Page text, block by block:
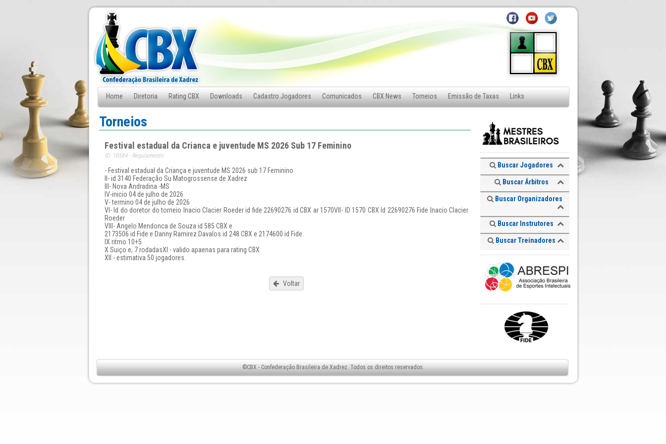
Home Diretoria Rating CBX Downloads Cadastro Jogadores Comunicados CBX News Torneios Emissão de Taxas Links
Fale Conosco
Torneios
Festival estadual da Crianca e juventude MS 2026 Sub 17 Feminino
ID: 10584 - Regulamento
- Festival estadual da Criança e juventude MS 2026 sub 17 Feminino
ll- id 3140 Federação Su Matogrossense de Xadrez
lll- Nova Andradina -MS
lV-inicio 04 de julho de 2026
V- termino 04 de julho de 2026
Vl- Id do doretor do torneio Inacio Clacier Roeder id fide 22690276 id CBX ar 1570Vll- ID 1570 CBX Id 22690276 Fide Inacio Clacier
Roeder
Vlll- Angelo Mendonca de Souza id 585 CBX e
2173506 id Fide e Danny Ramirez Davalos id 248 CBX e 2174600 id Fide.
lX ritmo 10+5
X Suiço e, 7 rodadasXl - valido apaenas para rating CBX
Xll - estimativa 50 jogadores.
Voltar
Buscar Jogadores
Buscar Árbitros
Buscar Organizadores
Buscar Instrutores
Buscar Treinadores
©CBX - Confederação Brasileira de Xadrez. Todos os direitos reservados.